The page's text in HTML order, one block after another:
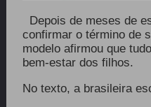
Depois de meses de
confirmar o término de
modelo afirmou que
bem-estar dos filhos.
No texto, a brasileira